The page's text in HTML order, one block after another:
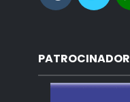
PATROCINADOR